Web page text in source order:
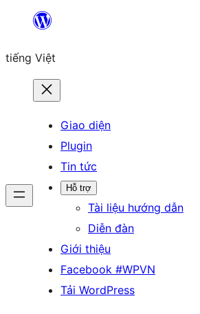
Chuyển
phần
tiếng Việt
Giao diện
Plugin
Tin tức
Hỗ trợ
Tài liệu hướng dẫn
Diễn đàn
Giới thiệu
Facebook #WPVN
Tải WordPress